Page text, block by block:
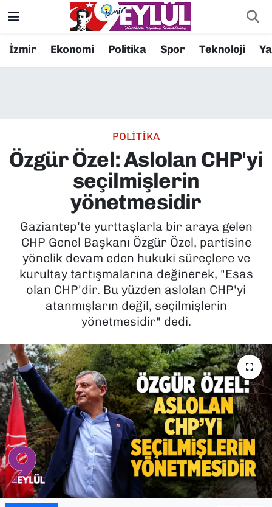
İzmir Ekonomi Politika Spor Teknoloji
POLİTİKA
Özgür Özel: Aslolan CHP'yi
seçilmişlerin
yönetmesidir
Gaziantep’te yurttaşlarla bir araya gelen
CHP Genel Başkanı Özgür Özel, partisine
yönelik devam eden hukuki süreçlere ve
kurultay tartışmalarına değinerek, "Esas
olan CHP'dir. Bu yüzden aslolan CHP'yi
atanmışların değil, seçilmişlerin
yönetmesidir" dedi.
Resmi İlanlar
EKONOMİ
KÜLTÜR SANAT
MAGAZİN
POLİTİKA
SAĞLIK
TEKNOLOJİ
YAŞAM
YEREL YÖNETİMLER
Konak Nöbetçi Eczaneler
Süper Lig Puan Durumu ve Fikstür
Tüm Manşetler
Son Dakika Haberleri
Haber Arşivi